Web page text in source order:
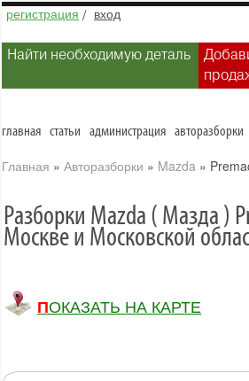
регистрация / вход
Найти необходимую деталь
главная статьи администрация авторазборки
Главная » Авторазборки » Mazda »
Разборки Mazda ( Мазда )
Москве и Московской
ПОКАЗАТЬ НА КАРТЕ